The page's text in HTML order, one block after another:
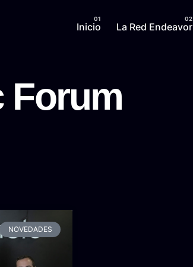
Inicio La Red Endeavor
Forum
NOVEDADES